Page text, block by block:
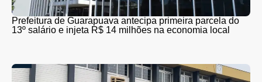
Prefeitura de Guarapuava antecipa primeira parcela do
13º salário e injeta R$ 14 milhões na economia local